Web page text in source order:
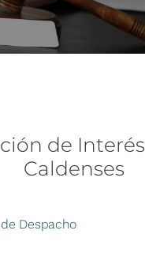
de Interés
Caldenses
Despacho